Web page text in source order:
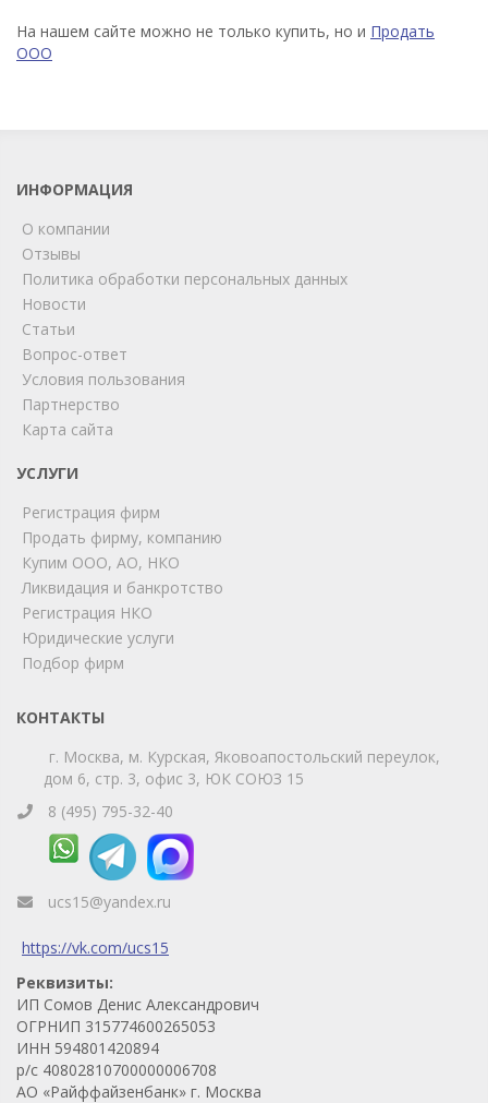
На нашем сайте можно не только купить, но и Продать
ООО
ИНФОРМАЦИЯ
О компании
Отзывы
Политика обработки персональных данных
Новости
Статьи
Вопрос-ответ
Условия пользования
Партнерство
Карта сайта
УСЛУГИ
Регистрация фирм
Продать фирму, компанию
Купим ООО, АО, НКО
Ликвидация и банкротство
Регистрация НКО
Юридические услуги
Подбор фирм
КОНТАКТЫ
г. Москва, м. Курская, Яковоапостольский переулок,
дом 6, стр. 3, офис 3, ЮК СОЮЗ 15
8 (495) 795-32-40
ucs15@yandex.ru
https://vk.com/ucs15
Реквизиты:
ИП Сомов Денис Александрович
ОГРНИП 315774600265053
ИНН 594801420894
р/с 40802810700000006708
АО «Райффайзенбанк» г. Москва
Мы на связи!
Позвоните нам или свяжитесь с нами через любой
удобный мессенджер!
Telegram
Телефон